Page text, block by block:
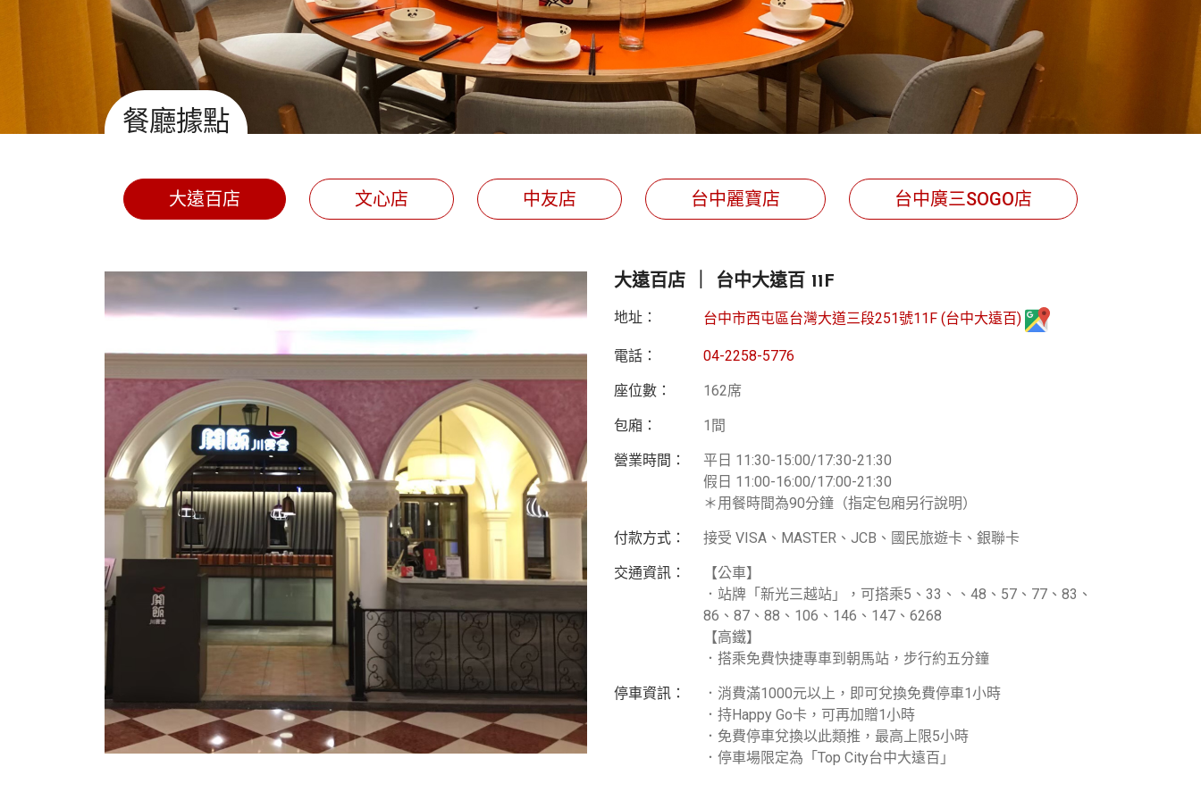
餐廳據點
大遠百店 文心店 中友店 台中麗寶店 台中廣三SOGO店
大遠百店 ｜ 台中大遠百 11F
地址： 台中市西屯區台灣大道三段251號11F (台中大遠百)
電話： 04-2258-5776
座位數： 162席
包廂： 1間
營業時間：
平日 11:30-15:00/17:30-21:30
假日 11:00-16:00/17:00-21:30
＊用餐時間為90分鐘（指定包廂另行說明）
付款方式： 接受 VISA、MASTER、JCB、國民旅遊卡、銀聯卡
交通資訊：
【公車】
．站牌「新光三越站」，可搭乘5、33、、48、57、77、83、
86、87、88、106、146、147、6268
【高鐵】
．搭乘免費快捷專車到朝馬站，步行約五分鐘
停車資訊：
．消費滿1000元以上，即可兌換免費停車1小時
．持Happy Go卡，可再加贈1小時
．免費停車兌換以此類推，最高上限5小時
．停車場限定為「Top City台中大遠百」